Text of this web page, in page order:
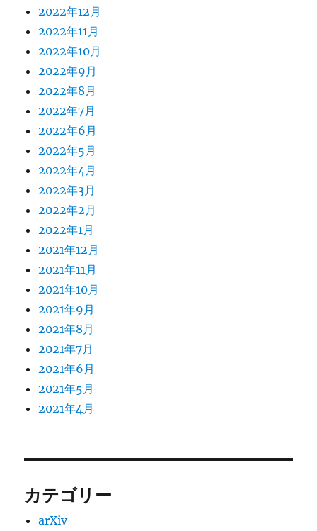
2022年12月
2022年11月
2022年10月
2022年9月
2022年8月
2022年7月
2022年6月
2022年5月
2022年4月
2022年3月
2022年2月
2022年1月
2021年12月
2021年11月
2021年10月
2021年9月
2021年8月
2021年7月
2021年6月
2021年5月
2021年4月
カテゴリー
arXiv